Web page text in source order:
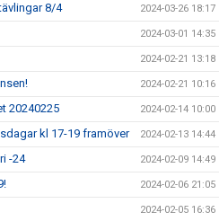
8/4 2024-03-26 18:17
2024-03-01 14:35
2024-02-21 13:18
2024-02-21 10:16
20240225 2024-02-14 10:00
kl 17-19 framöver 2024-02-13 14:44
-24 2024-02-09 14:49
2024-02-06 21:05
2024-02-05 16:36